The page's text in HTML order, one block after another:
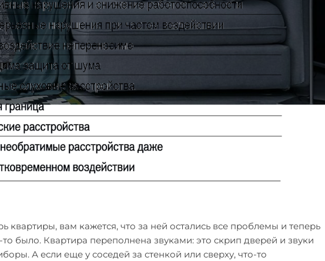
вам кажется, что за ней остались все проблемы и теперь
было. Квартира переполнена звуками: это скрип дверей и звуки
А если еще у соседей за стенкой или сверху, что-то